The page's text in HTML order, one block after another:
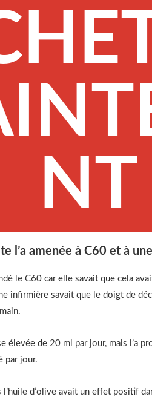
NT
l’a amenée à C60 et à
le C60 car elle savait que cela
infirmière savait que le doigt de
élevée de 20 ml par jour, mais l’a
par jour.
l’huile d’olive avait un effet positif